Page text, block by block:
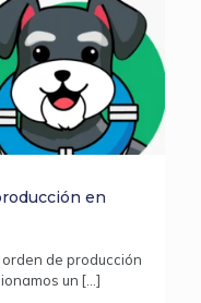
en
de producción
un […]